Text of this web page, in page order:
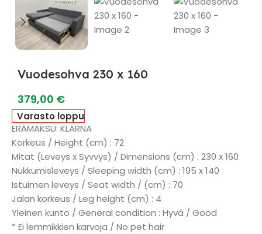
Vuodesohva 230 x 160
379,00 €
Varasto loppu
ERÄMAKSU: KLARNA
Korkeus / Height (cm) : 72
Mitat (Leveys x Syvvys) / Dimensions (cm) : 230 x 160
Nukkumisleveys / Sleeping width (cm) : 195 x 140
Istuimen leveys / Seat width / (cm) : 70
Jalan korkeus / Leg height (cm) : 4
Yleinen kunto / General condition : Hyvä / Good
* Ei lemmikkien karvoja / No pet hair